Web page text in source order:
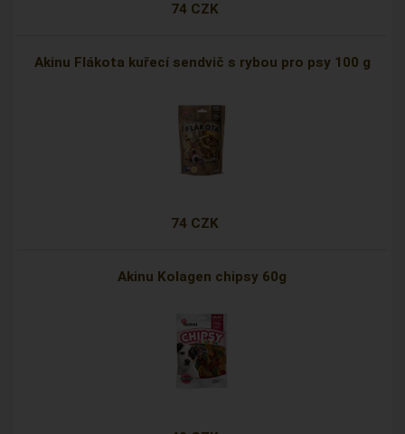
74 CZK
Akinu Flákota kuřecí sendvič s rybou pro psy 100 g
74 CZK
Akinu Kolagen chipsy 60g